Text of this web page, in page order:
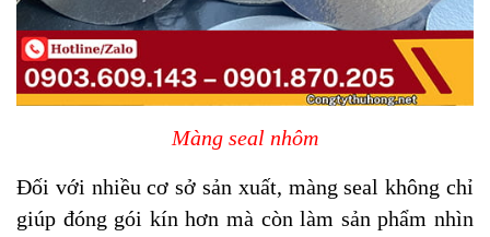
Màng seal nhôm
Đối với nhiều cơ sở sản xuất, màng seal không chỉ
giúp đóng gói kín hơn mà còn làm sản phẩm nhìn